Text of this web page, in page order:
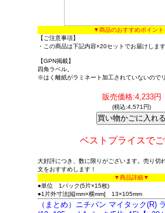
▼商品のおすすめポイン
【ご注意事項】
・この商品は下記内容×20セットでお届けします
【GPN掲載】
四角ラベル。
※はく離紙がラミネート加工されていないので
販売価格:4,233円
(税込:4,571円)
ベストプライスで
大好評につき、数に限りがございます。売り切
文をおすすめします！
▼商品詳細▼
●単位 1パック(5片×15枚)
●1片外寸法[縦mm×横mm] 13×105mm
（まとめ）ニチバン マイタック(R)